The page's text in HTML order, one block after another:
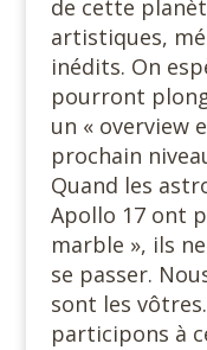
de cette
artistiques,
inédits. On
pourront
un « overview
prochain
Quand les
Apollo 17 ont
marble », ils
se passer.
sont les
participons à